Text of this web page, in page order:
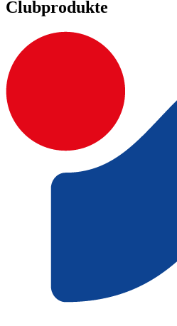
Clubprodukte